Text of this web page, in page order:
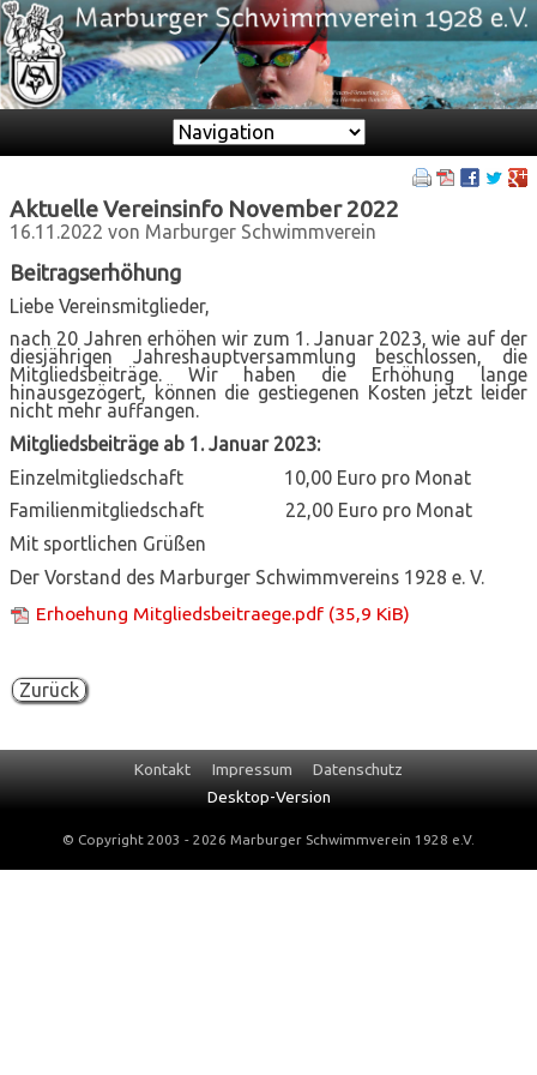
Zielseite
Aktuelle Vereinsinfo November 2022
16.11.2022 von Marburger Schwimmverein
Beitragserhöhung
Liebe Vereinsmitglieder,
nach 20 Jahren erhöhen wir zum 1. Januar 2023, wie auf der
diesjährigen Jahreshauptversammlung beschlossen, die
Mitgliedsbeiträge. Wir haben die Erhöhung lange
hinausgezögert, können die gestiegenen Kosten jetzt leider
nicht mehr auffangen.
Mitgliedsbeiträge ab 1. Januar 2023:
Einzelmitgliedschaft 10,00 Euro pro Monat
Familienmitgliedschaft 22,00 Euro pro Monat
Mit sportlichen Grüßen
Der Vorstand des Marburger Schwimmvereins 1928 e. V.
Erhoehung Mitgliedsbeitraege.pdf (35,9 KiB)
Zurück
Navigation
überspringen
Kontakt Impressum Datenschutz
Desktop-Version
© Copyright 2003 - 2026 Marburger Schwimmverein 1928 e.V.